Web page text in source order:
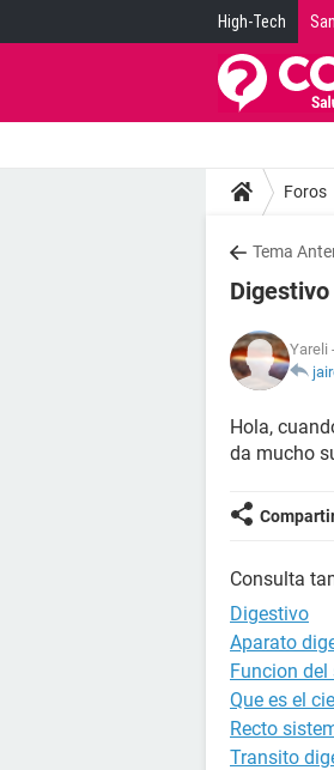
High-Tech
Foros
Tema
Digestivo
Yareli
Hola,
da mucho
Consulta
Digestivo
Aparato
Funcion
Que es el
Recto
Transito